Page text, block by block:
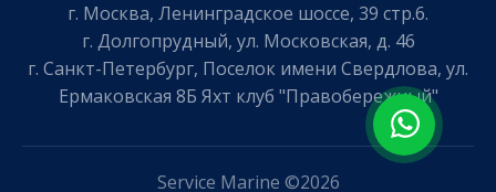
г. Москва, Ленинградское шоссе, 39 стр.6.
г. Долгопрудный, ул. Московская, д. 46
г. Санкт-Петербург, Поселок имени Свердлова, ул.
Ермаковская 8Б Яхт клуб "Правобережный"
Service Marine ©2026